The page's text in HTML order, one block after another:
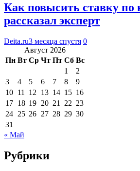
Как повысить ставку по
рассказал эксперт
Deita.ru3 месяца спустя 0
Август 2026
Пн Вт Ср Чт Пт Сб Вс
1
2
3
4 5 6 7 8
9
10 11 12 13 14 15 16
17 18 19 20 21 22 23
24 25 26 27 28 29 30
31
« Май
Рубрики